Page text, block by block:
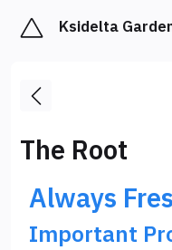
Ksidelta
The Root
Always
Important